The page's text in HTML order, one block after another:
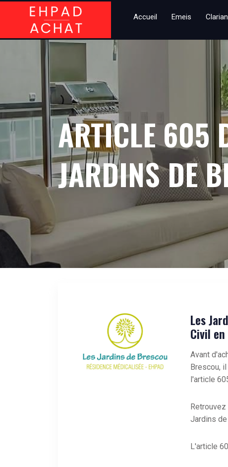
Accueil Emeis
ARTICLE 605
JARDINS DE
Les
Civil en
Avant
Brescou,
l'article
Jardins
L'article